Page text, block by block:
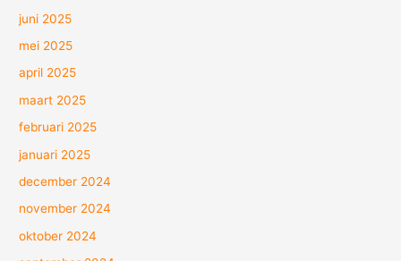
juni 2025
mei 2025
april 2025
maart 2025
februari 2025
januari 2025
december 2024
november 2024
oktober 2024